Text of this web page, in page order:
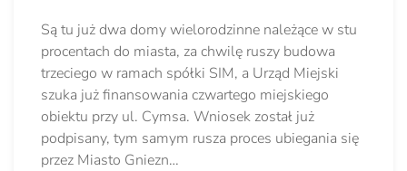
Są tu już dwa domy wielorodzinne należące w stu
procentach do miasta, za chwilę ruszy budowa
trzeciego w ramach spółki SIM, a Urząd Miejski
szuka już finansowania czwartego miejskiego
obiektu przy ul. Cymsa. Wniosek został już
podpisany, tym samym rusza proces ubiegania się
przez Miasto Gniezn…